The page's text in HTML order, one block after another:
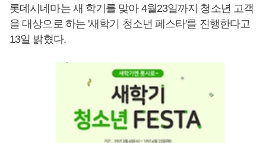
롯데시네마는 새 학기를 맞아 4월23일까지 청소년 고객
을 대상으로 하는 '새학기 청소년 페스타'를 진행한다고
13일 밝혔다.